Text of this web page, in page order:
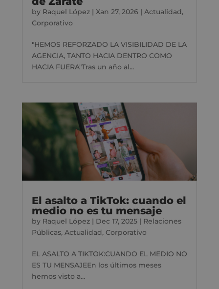
by Raquel López| Xan 27, 2026 | Actualidad,
Corporativo
"HEMOS REFORZADO LA VISIBILIDAD DE LA
AGENCIA, TANTO HACIA DENTRO COMO
HACIA FUERA"Tras un año al...
El asalto a TikTok: cuando el
medio no es tu mensaje
by Raquel López| Dec 17, 2025| Relaciones
Públicas, Actualidad, Corporativo
EL ASALTO A TIKTOK:CUANDO EL MEDIO NO
ES TU MENSAJEEn los últimos meses
hemos visto a...